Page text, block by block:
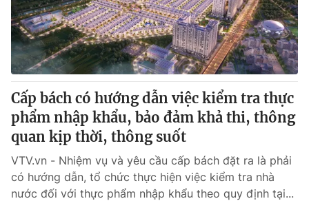
Cấp bách có hướng dẫn việc kiểm tra thực
phẩm nhập khẩu, bảo đảm khả thi, thông
quan kịp thời, thông suốt
VTV.vn - Nhiệm vụ và yêu cầu cấp bách đặt ra là phải
có hướng dẫn, tổ chức thực hiện việc kiểm tra nhà
nước đối với thực phẩm nhập khẩu theo quy định tại...